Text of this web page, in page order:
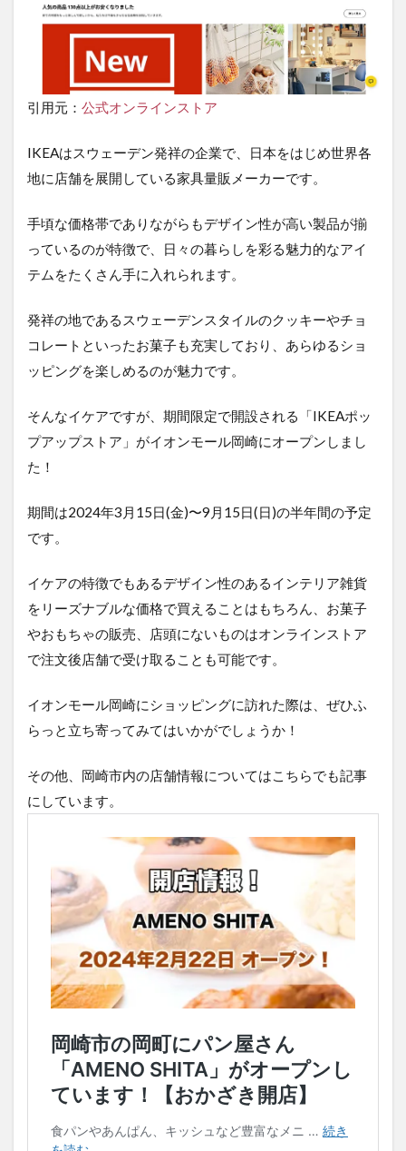
引用元： 公式オンラインストア
IKEAはスウェーデン発祥の企業で、日本をはじめ世界各
地に店舗を展開している家具量販メーカーです。
手頃な価格帯でありながらもデザイン性が高い製品が揃
っているのが特徴で、日々の暮らしを彩る魅力的なアイ
テムをたくさん手に入れられます。
発祥の地であるスウェーデンスタイルのクッキーやチョ
コレートといったお菓子も充実しており、あらゆるショ
ッピングを楽しめるのが魅力です。
そんなイケアですが、期間限定で開設される「IKEAポッ
プアップストア」がイオンモール岡崎にオープンしまし
た！
期間は2024年3月15日(金)〜9月15日(日)の半年間の予定
です。
イケアの特徴でもあるデザイン性のあるインテリア雑貨
をリーズナブルな価格で買えることはもちろん、お菓子
やおもちゃの販売、店頭にないものはオンラインストア
で注文後店舗で受け取ることも可能です。
イオンモール岡崎にショッピングに訪れた際は、ぜひふ
らっと立ち寄ってみてはいかがでしょうか！
その他、岡崎市内の店舗情報についてはこちらでも記事
にしています。